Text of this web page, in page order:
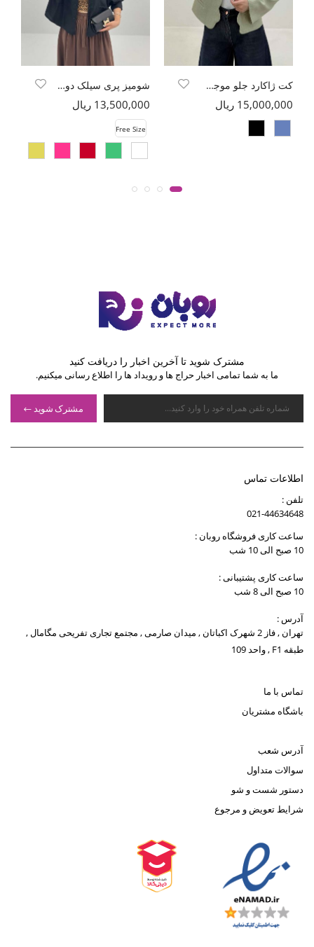
کت ژاکارد جلو موجی جیب فیلتو طرح بتجقه
15,000,000 ریال
شومیز پری سیلک دو جیب کد 6174
13,500,000 ریال
Free Size
مشترک شوید تا آخرین اخبار را دریافت کنید
ما به شما تمامی اخبار حراج ها و رویداد ها را اطلاع رسانی میکنیم.
مشترک شوید
اطلاعات تماس
تلفن :
021-44634648
ساعت کاری فروشگاه روبان :
10 صبح الی 10 شب
ساعت کاری پشتیبانی :
10 صبح الی 8 شب
آدرس :
تهران , فاز 2 شهرک اکباتان , میدان صارمی , مجتمع تجاری تفریحی مگامال ,
طبقه F1 , واحد 109
تماس با ما
باشگاه مشتریان
آدرس شعب
سوالات متداول
دستور شست و شو
شرایط تعویض و مرجوع